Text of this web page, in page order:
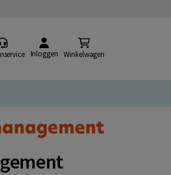
Inloggen Winkelwagen